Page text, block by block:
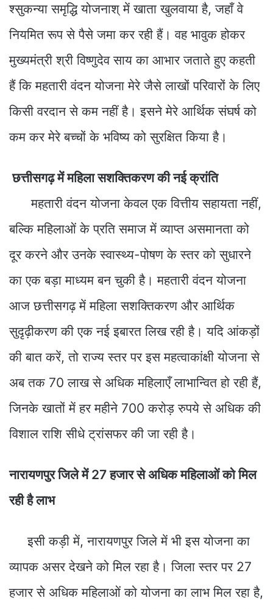
श्सुकन्या समृद्धि योजनाश् में खाता खुलवाया है, जहाँ वे
नियमित रूप से पैसे जमा कर रही हैं। वह भावुक होकर
मुख्यमंत्री श्री विष्णुदेव साय का आभार जताते हुए कहती
हैं कि महतारी वंदन योजना मेरे जैसे लाखों परिवारों के लिए
किसी वरदान से कम नहीं है। इसने मेरे आर्थिक संघर्ष को
कम कर मेरे बच्चों के भविष्य को सुरक्षित किया है।
छत्तीसगढ़ में महिला सशक्तिकरण की नई क्रांति
महतारी वंदन योजना केवल एक वित्तीय सहायता नहीं,
बल्कि महिलाओं के प्रति समाज में व्याप्त असमानता को
दूर करने और उनके स्वास्थ्य-पोषण के स्तर को सुधारने
का एक बड़ा माध्यम बन चुकी है। महतारी वंदन योजना
आज छत्तीसगढ़ में महिला सशक्तिकरण और आर्थिक
सुदृढ़ीकरण की एक नई इबारत लिख रही है। यदि आंकड़ों
की बात करें, तो राज्य स्तर पर इस महत्वाकांक्षी योजना से
अब तक 70 लाख से अधिक महिलाएँ लाभान्वित हो रही हैं,
जिनके खातों में हर महीने 700 करोड़ रुपये से अधिक की
विशाल राशि सीधे ट्रांसफर की जा रही है।
नारायणपुर जिले में 27 हजार से अधिक महिलाओं को मिल
रही है लाभ
इसी कड़ी में, नारायणपुर जिले में भी इस योजना का
व्यापक असर देखने को मिल रहा है। जिला स्तर पर 27
हजार से अधिक महिलाओं को योजना का लाभ मिल रहा है,